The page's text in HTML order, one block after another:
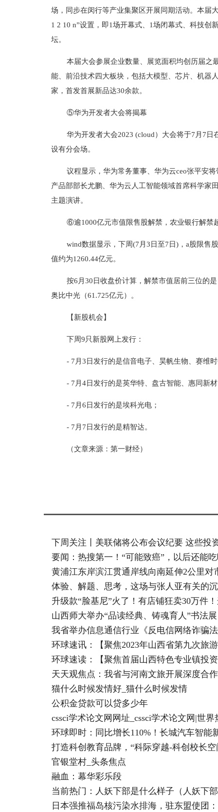
场，同步在闵行等产业集聚区开展同期活动。本届
1 2 10 n”设置，即1场开幕式、1场闭幕式、科技创
坛。
本届大会参展企业数量、展览面积均创历届之
能、前沿技术四大板块，包括大模型、芯片、机器
家，首发首展新品达30余款。
⑤华为开发者大会将揭幕
华为开发者大会2023 (cloud）大会将于7月7
设有分会场。
议程显示，华为常务董事、华为云ceo张平安
产品部部长尤鹏、华为云人工智能领域首席科学家
主题演讲。
⑥逾1000亿元市值限售股解禁，农业银行解禁
wind数据显示，下周(7月3日至7日)，a股限售
值约为1260.44亿元。
按6月30日收盘价计算，解禁市值居前三位的
奥比中光（61.725亿元）。
【新股机会】
下周9只新股网上发行：
- 7月3日发行的是信音电子、昊帆生物、赛维
- 7月4日发行的是英华特、盘古智能、惠同新
- 7月6日发行的是埃科光电；
- 7月7日发行的是精智达。
（文章来源：第一财经）
下周关注丨美联储将公布会议纪要 这些投
要闻：热搜第一！“可能致癌”，以后还能
黄浦江东岸滨江贯通岸线向南延伸2公里对
体验、解题、思考，这场与张人亚有关的
升级款“脸基尼”火了！有店铺狂卖30万件
山西师大举办“品读经典、铸魂育人”书法展
我省举办信息通信行业《反电信网络诈骗
环球速讯：【聚焦2023年山西省第九次旅
环球速读：【聚焦首届山西特色专业镇投
天天观焦点：我省与河南文旅开展深度合作
猫什么时候发情好_猫什么时候发情
公积金贷款可以贷多少年
cssci学术论文网网址_cssci学术论文网|世界
环球即时：同比增长110%！长城汽车智能
打造科创教育品牌，“科际穿越-科创校长
官银堂村_头条焦点
融血：幕华彩乐段
当前热门：人妖下部是什么样子（人妖下
日本强推福岛核污染水排海，驻东盟使团